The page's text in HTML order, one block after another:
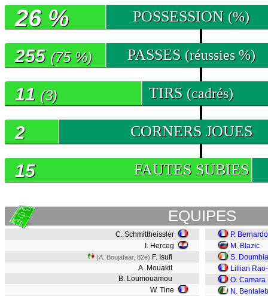
POSSESSION (%)
26 %
PASSES (réussies %)
255 (75 %)
TIRS (cadrés)
11 (3)
CORNERS JOUES
2
FAUTES SUBIES
15
EQUIPES
C. Schmittheissler
I. Herceg
(A. Boujafaar, 82e) F. Isufi
A. Mouakit
B. Loumouamou
W. Tine
P.
M. Blazic
S. Doumbia
Lillian
O. Camara
N. Bentaleb